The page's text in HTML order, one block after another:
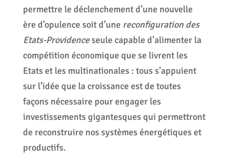
permettre le déclenchement d’une nouvelle
ère d’opulence soit d’une reconfiguration des
Etats-Providenceseule capable d’alimenter la
compétition économique que se livrent les
Etats et les multinationales : tous s’appuient
sur l’idée que la croissance est de toutes
façons nécessaire pour engager les
investissements gigantesques qui permettront
de reconstruire nos systèmes énergétiques et
productifs.